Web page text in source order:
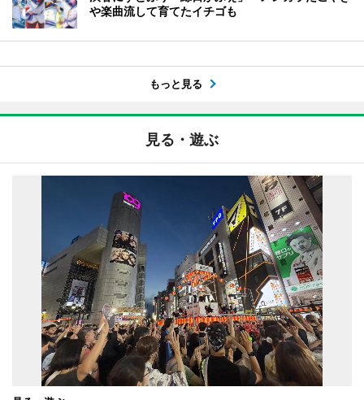
や楽曲流して育てたイチゴも
もっと見る
見る・遊ぶ